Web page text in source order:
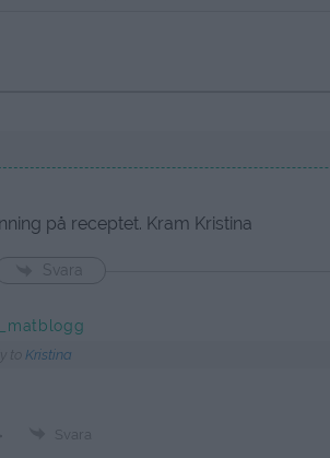
på receptet. Kram Kristina
Svara
Kristina
Svara